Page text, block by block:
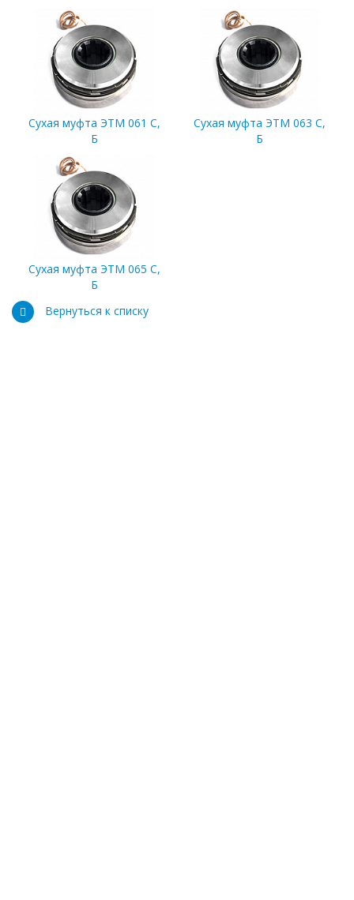
Сухая муфта ЭТМ 061 С,
Б
Сухая муфта ЭТМ 063 С,
Б
Сухая муфта ЭТМ 065 С,
Б
Вернуться к списку